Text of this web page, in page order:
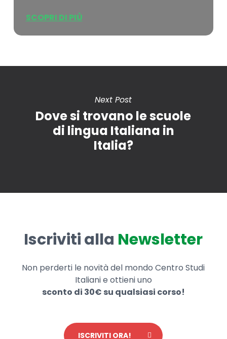
SCOPRI DI PIÙ
Next Post
Dove si trovano le scuole
di lingua Italiana in
Italia?
Iscriviti alla Newsletter
Non perderti le novità del mondo Centro Studi
Italiani e ottieni uno
sconto di 30€ su qualsiasi corso!
ISCRIVITI ORA!